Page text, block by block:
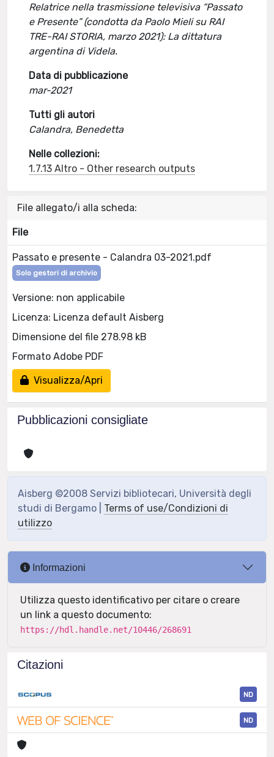
Relatrice nella trasmissione televisiva “Passato
e Presente” (condotta da Paolo Mieli su RAI
TRE-RAI STORIA, marzo 2021): La dittatura
argentina di Videla.
Data di pubblicazione
mar-2021
Tutti gli autori
Calandra, Benedetta
Nelle collezioni:
1.7.13 Altro - Other research outputs
File allegato/i alla scheda:
File
Passato e presente - Calandra 03-2021.pdf
Solo gestori di archivio
Versione: non applicabile
Licenza: Licenza default Aisberg
Dimensione del file 278.98 kB
Formato Adobe PDF
Visualizza/Apri
Pubblicazioni consigliate
Aisberg ©2008 Servizi bibliotecari, Università degli
studi di Bergamo | Terms of use/Condizioni di
utilizzo
Informazioni
Utilizza questo identificativo per citare o creare
un link a questo documento:
https://hdl.handle.net/10446/268691
Citazioni
ND
ND